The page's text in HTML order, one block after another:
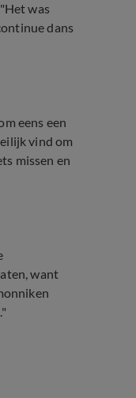
was
dans
eens een
vind om
missen en
want